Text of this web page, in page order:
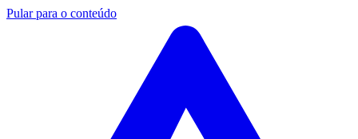
Pular para o conteúdo